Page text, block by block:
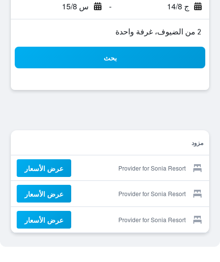
ج 14/8 - س 15/8
2 من الضيوف، غرفة واحدة
بحث
مزود
Provider for Sonia Resort عرض الأسعار
Provider for Sonia Resort عرض الأسعار
Provider for Sonia Resort عرض الأسعار